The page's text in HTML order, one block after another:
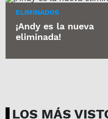
ELIMINADOS
¡Andy es la nueva
eliminada!
LOS MÁS